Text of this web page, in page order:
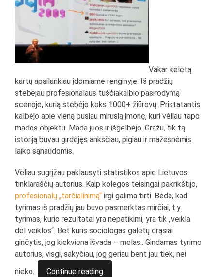
Vakar keletą
kartų apsilankiau įdomiame renginyje. Iš pradžių
stebėjau profesionalaus tuščiakalbio pasirodymą
scenoje, kurią stebėjo koks 1000+ žiūrovų. Pristatantis
kalbėjo apie vieną pusiau mirusią įmonę, kuri vėliau tapo
mados objektu. Mada juos ir išgelbėjo. Gražu, tik tą
istoriją buvau girdėjęs anksčiau, pigiau ir mažesnėmis
laiko sąnaudomis.
Vėliau sugrįžau paklausyti statistikos apie Lietuvos
tinklaraščių autorius. Kaip kolegos teisingai pakrikštijo,
profesionalų „tarčialinimą“ irgi galima tirti. Bėda, kad
tyrimas iš pradžių jau buvo pasmerktas mirčiai, t.y.
tyrimas, kurio rezultatai yra nepatikimi, yra tik „veikla
dėl veiklos“. Bet kuris sociologas galėtų drąsiai
ginčytis, jog kiekviena išvada – melas.. Gindamas tyrimo
autorius, visgi, sakyčiau, jog geriau bent jau tiek, nei
nieko..
Continue reading